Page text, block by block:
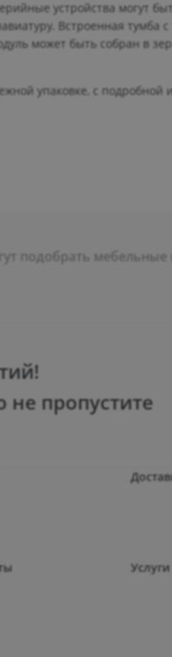
устройства могут
Встроенная
может быть собран в
упаковке, с подробной
подобрать мебельные
пропустите
Услуги